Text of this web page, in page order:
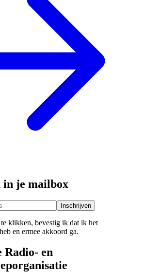
in je mailbox
Inschrijven
klikken, bevestig ik dat ik het
en ermee akkoord ga.
Radio- en